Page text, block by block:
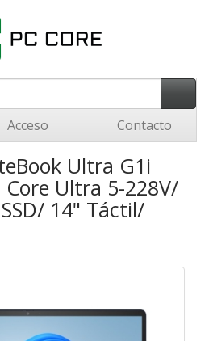
Acceso Contacto
Ultra G1i
Core Ultra 5-228V/
14" Táctil/